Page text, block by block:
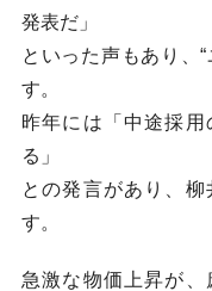
発表だ」
といった声もあり、
す。
昨年には「中途採
る」
との発言があり、
す。
急激な物価上昇が